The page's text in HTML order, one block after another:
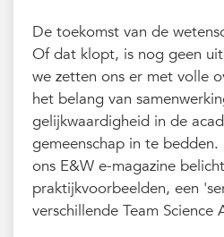
De toekomst van de
Of dat klopt, is nog geen
we zetten ons er met volle
het belang van
gelijkwaardigheid in de
gemeenschap in te
ons E&W e-magazine
praktijkvoorbeelden, een
verschillende Team Science